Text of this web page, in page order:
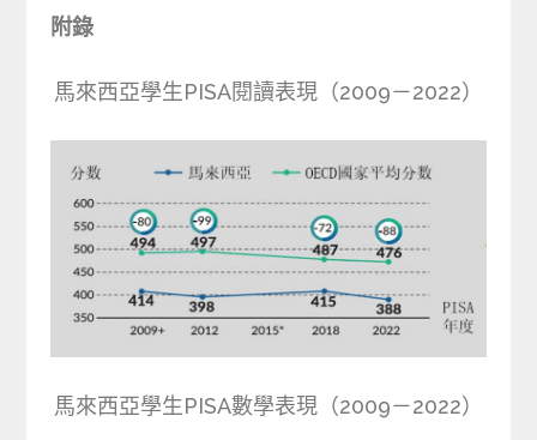
附錄
馬來西亞學生PISA閱讀表現（2009－2022）
馬來西亞學生PISA數學表現（2009－2022）